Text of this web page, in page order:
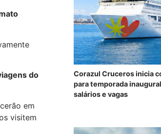
do
em
visitem
Corazul Cruceros inicia
para temporada
salários e vagas